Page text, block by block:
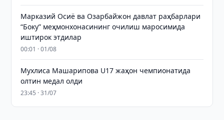
Марказий Осиё ва Озарбайжон давлат раҳбарлари
“Боку” меҳмонхонасининг очилиш маросимида
иштирок этдилар
00:01 · 01/08
Мухлиса Машарипова U17 жаҳон чемпионатида
олтин медал олди
23:45 · 31/07